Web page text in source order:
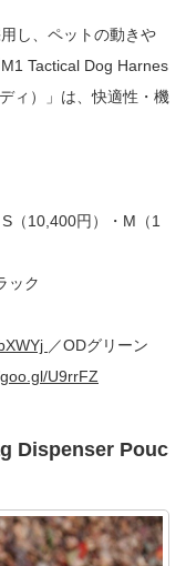
し、ペットの動きや
M1 Tactical Dog Harnes
ィ）」は、快適性・機
S （10,400円）・ M （1
ック
／ODグリーン
U9rrFZ
Dispenser Pouc